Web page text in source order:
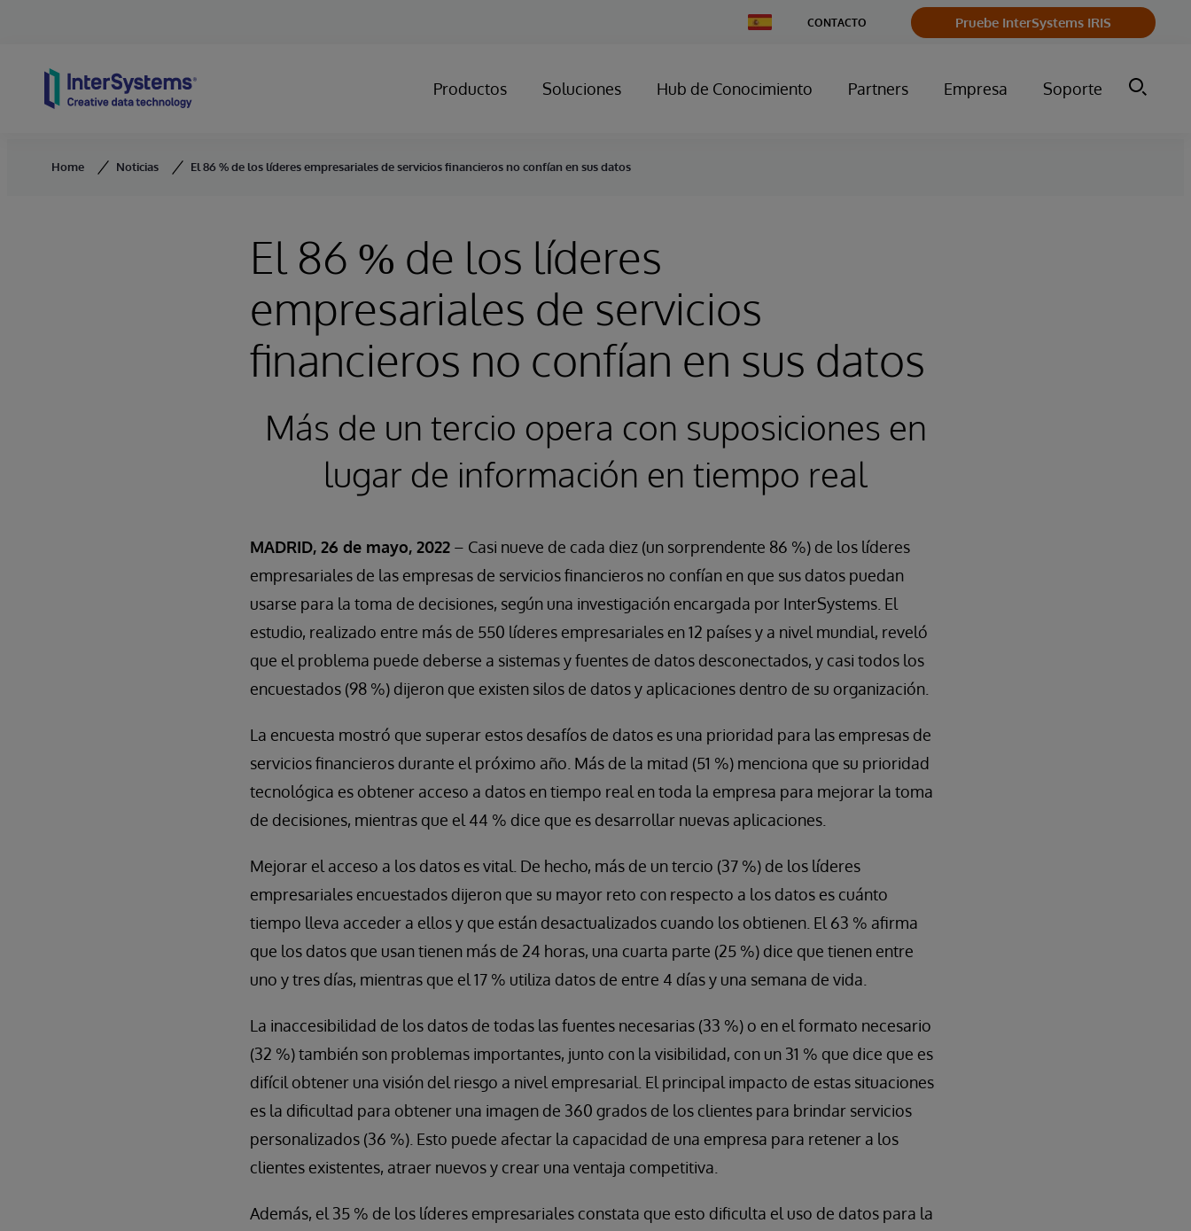
Change
Country
CONTACTO Pruebe InterSystems IRIS
Productos Soluciones Hub de Conocimiento Partners Empresa Soporte
Home Noticias El 86 % de los líderes empresariales de servicios financieros no confían en sus datos
El 86 % de los líderes
empresariales de servicios
financieros no confían en sus datos
Más de un tercio opera con suposiciones en
lugar de información en tiempo real
MADRID, 26 de mayo, 2022 – Casi nueve de cada diez (un sorprendente 86 %) de los líderes
empresariales de las empresas de servicios financieros no confían en que sus datos puedan
usarse para la toma de decisiones, según una investigación encargada por InterSystems. El
estudio, realizado entre más de 550 líderes empresariales en 12 países y a nivel mundial, reveló
que el problema puede deberse a sistemas y fuentes de datos desconectados, y casi todos los
encuestados (98 %) dijeron que existen silos de datos y aplicaciones dentro de su organización.
La encuesta mostró que superar estos desafíos de datos es una prioridad para las empresas de
servicios financieros durante el próximo año. Más de la mitad (51 %) menciona que su prioridad
tecnológica es obtener acceso a datos en tiempo real en toda la empresa para mejorar la toma
de decisiones, mientras que el 44 % dice que es desarrollar nuevas aplicaciones.
Mejorar el acceso a los datos es vital. De hecho, más de un tercio (37 %) de los líderes
empresariales encuestados dijeron que su mayor reto con respecto a los datos es cuánto
tiempo lleva acceder a ellos y que están desactualizados cuando los obtienen. El 63 % afirma
que los datos que usan tienen más de 24 horas, una cuarta parte (25 %) dice que tienen entre
uno y tres días, mientras que el 17 % utiliza datos de entre 4 días y una semana de vida.
La inaccesibilidad de los datos de todas las fuentes necesarias (33 %) o en el formato necesario
(32 %) también son problemas importantes, junto con la visibilidad, con un 31 % que dice que es
difícil obtener una visión del riesgo a nivel empresarial. El principal impacto de estas situaciones
es la dificultad para obtener una imagen de 360 grados de los clientes para brindar servicios
personalizados (36 %). Esto puede afectar la capacidad de una empresa para retener a los
clientes existentes, atraer nuevos y crear una ventaja competitiva.
Además, el 35 % de los líderes empresariales constata que esto dificulta el uso de datos para la